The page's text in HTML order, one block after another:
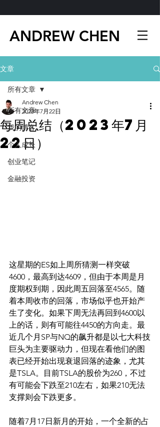
ANDREW CHEN
文章
所有文章
我的博客
个人成长
创业笔记
金融投资
所有文章
每周总结（2023年7月
22日）
Andrew Chen
2023年7月22日
这星期的ES如上周所猜测一样突破
4600，最高到达4609，但由于本周是月
度期权到期，因此周五回落至4565。随
着本周收市的回落，市场似乎也开始产
生了变化。如果下周无法再回到4600以
上的话，则有可能往4450的方向走。最
近几个月SP与NQ的飙升都是以七大科技
巨头为主要驱动力，但现在看他们的图
表已经开始出现衰退回落的迹象，尤其
是TSLA。目前TSLA的股价为260，不过
有可能会下跌至210左右，如果210无法
支撑则会下跌更多。
随着7月17日新月的开始，一个全新的占